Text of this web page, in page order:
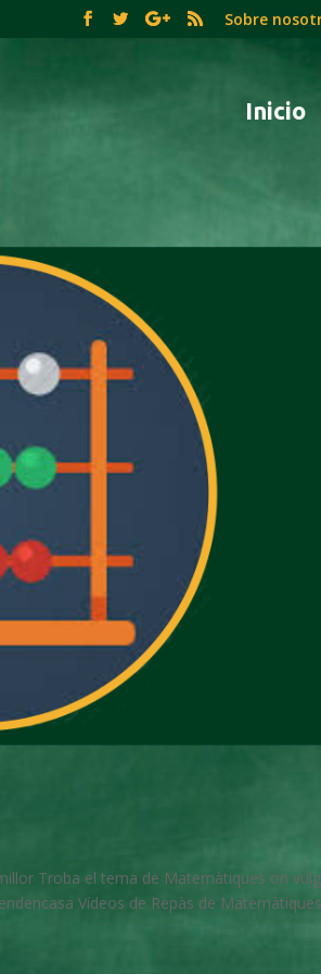
Sobre
Inicio
Troba el tema de Matemàtiques on
Vídeos de Repàs de